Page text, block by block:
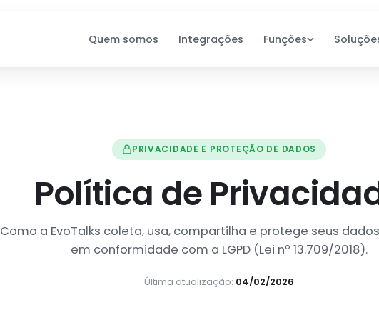
Quem somos Integrações Funções
EvoTalks Artigos
PRIVACIDADE E PROTEÇÃO DE DADOS
Política de
Como a EvoTalks coleta, usa, compartilha e protege seus
em conformidade com a LGPD (Lei nº 13.709/2018).
Última atualização: 04/02/2026
E-commerce
Franquias
Fintechs
reduzem